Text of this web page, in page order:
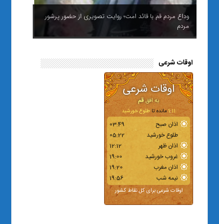
وداع مردم قم با قائد امت؛ روایت تصویری از حضور پرشور
مردم
اوقات شرعی